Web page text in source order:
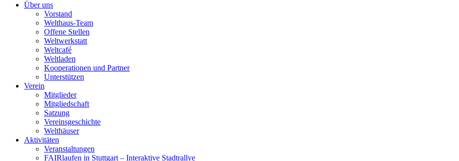
Über uns
Vorstand
Welthaus-Team
Offene Stellen
Weltwerkstatt
Weltcafé
Weltladen
Kooperationen und Partner
Unterstützen
Verein
Mitglieder
Mitgliedschaft
Satzung
Vereinsgeschichte
Welthäuser
Aktivitäten
Veranstaltungen
FAIRlaufen in Stuttgart – Interaktive Stadtrallye